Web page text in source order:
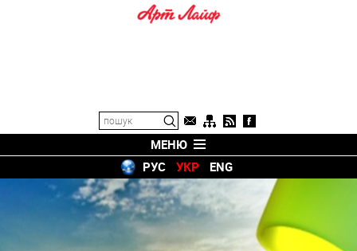
МЕНЮ
РУС
УКР ENG